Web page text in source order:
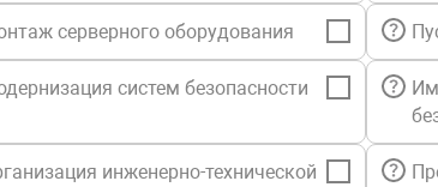
серверного оборудования
систем безопасности
инженерно-технической